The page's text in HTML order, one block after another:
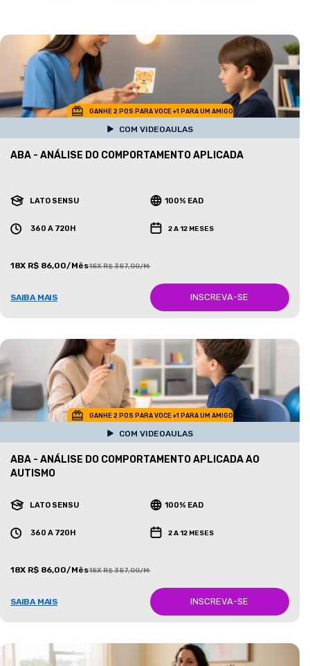
GANHE 2 POS PARA VOCE +1 PARA UM AMIGO
COM VIDEOAULAS
ABA - ANÁLISE DO COMPORTAMENTO APLICADA
LATO SENSU 100% EAD
360 A 720H 2 A 12 MESES
18X R$ 86,00/Mês18X R$ 387,00/Mês
SAIBA MAIS INSCREVA-SE
GANHE 2 POS PARA VOCE +1 PARA UM AMIGO
COM VIDEOAULAS
ABA - ANÁLISE DO COMPORTAMENTO APLICADA AO
AUTISMO
LATO SENSU 100% EAD
360 A 720H 2 A 12 MESES
18X R$ 86,00/Mês18X R$ 387,00/Mês
SAIBA MAIS INSCREVA-SE